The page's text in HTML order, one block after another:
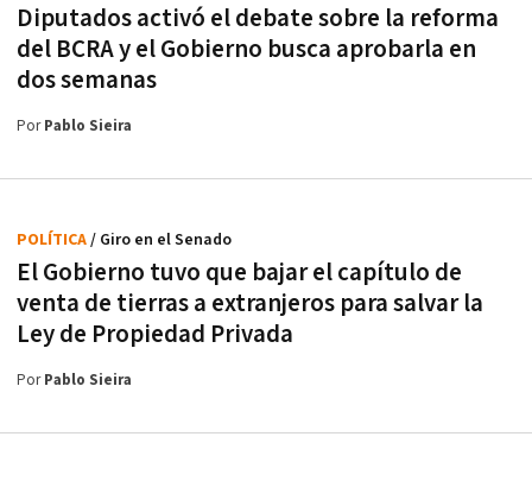
Diputados activó el debate sobre la reforma
del BCRA y el Gobierno busca aprobarla en
dos semanas
PorPablo Sieira
El Gobierno tuvo que bajar el capítulo de
venta de tierras a extranjeros para salvar la
Ley de Propiedad Privada
POLÍTICA/ Giro en el Senado
PorPablo Sieira